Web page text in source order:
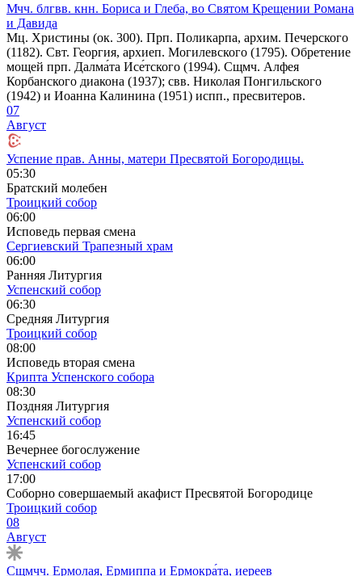
Мчч. блгвв. кнн. Бориса и Глеба, во Святом Крещении Романа
и Давида
Мц. Христины (ок. 300). Прп. Поликарпа, архим. Печерского
(1182). Свт. Георгия, архиеп. Могилевского (1795). Обретение
мощей прп. Далма́та Исе́тского (1994). Сщмч. Алфея
Корбанского диакона (1937); свв. Николая Понгильского
(1942) и Иоанна Калинина (1951) испп., пресвитеров.
07
Август
Успение прав. Анны, матери Пресвятой Богородицы.
05:30
Братский молебен
Троицкий собор
06:00
Исповедь первая смена
Сергиевский Трапезный храм
06:00
Ранняя Литургия
Успенский собор
06:30
Средняя Литургия
Троицкий собор
08:00
Исповедь вторая смена
Крипта Успенского собора
08:30
Поздняя Литургия
Успенский собор
16:45
Вечернее богослужение
Успенский собор
17:00
Соборно совершаемый акафист Пресвятой Богородице
Троицкий собор
08
Август
Сщмчч. Ермолая, Ермиппа и Ермокра́та, иереев